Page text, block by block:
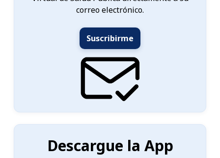
correo electrónico.
Suscribirme
Descargue la App